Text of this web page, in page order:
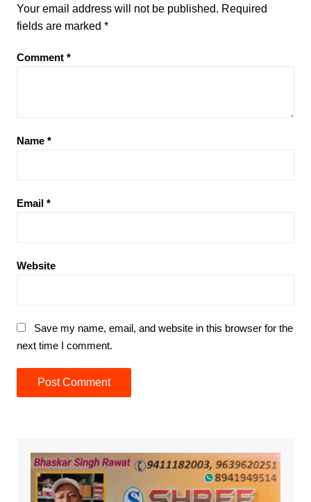
Your email address will not be published. Required
fields are marked *
Comment *
Name *
Email *
Website
Save my name, email, and website in this browser for the
next time I comment.